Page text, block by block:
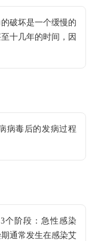
破坏是一个缓慢的
十几年的时间，因
毒后的发病过程
阶段：急性感染
通常发生在感染艾